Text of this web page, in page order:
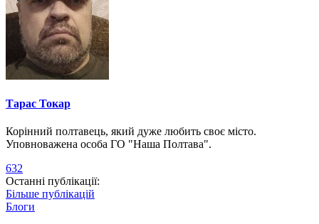
Тарас Токар
Корінний полтавець, який дуже любить своє місто.
Уповноважена особа ГО "Наша Полтава".
632
Останні публікації:
Більше публікацій
Блоги